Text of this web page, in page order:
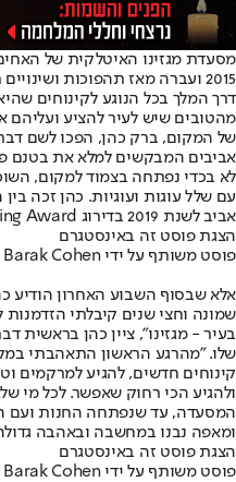
מסעדת מגזינו האיטלקית של
2015 ועברה מאז תהפוכות
דרך המלך בכל הנוגע לקינוחים
מהטובים שיש לעיר להציע ועליהם
של המקום, ברק כהן, הפכו לשם
אביבים המבקשים למלא את בטנם
עם שלל עוגות ועוגיות. כהן זכה
אביב לשנת 2019 בדירוג Eating & Drinking Award של טיים אאוט.
הצגת פוסט זה באינסטגרם
פוסט משותף על ידי ‏‎Barak Cohen‎‏ (@‏‎barakc111‎‏)
אלא שבסוף השבוע האחרון הודיע
שמונה וחצי שנים קיבלתי
בעיר - מגזינו", ציין כהן בראשית
שלו. "מהרגע הראשון התאהבתי
קינוחים חדשים, להגיע למרקמים
ולהגיע הכי רחוק שאפשר. לכל מי
המסעדה, עד שנפתחה החנות ועם
ומאפה נבנו במחשבה ובאהבה
הצגת פוסט זה באינסטגרם
פוסט משותף על ידי ‏‎Barak Cohen‎‏ (@‏‎barakc111‎‏)